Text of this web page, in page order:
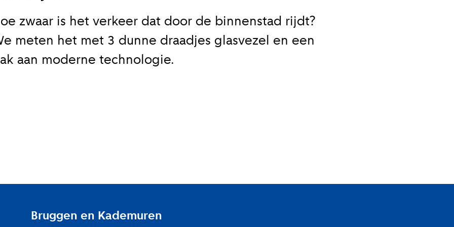
zwaar is het verkeer dat door de binnenstad rijdt?
meten het met 3 dunne draadjes glasvezel en een
aan moderne technologie.
Bruggen en Kademuren